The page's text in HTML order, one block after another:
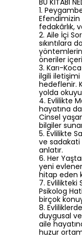
BU KİTABI
1.
Efendimizin
fedakârlık,
2. Aile İçi
sıkıntılara
öneriler
3. Karı-
ilgili iletişimi
hedeflenir.
yolda
4. Evlilikte
hayatına
Cinsel
bilgiler
5. Evlilikte
ve sadakati
anlatır.
6. Her
yeni
hitap eden
7. Evlilikteki
Psikolog
birçok
8.
duygusal
aile
huzur